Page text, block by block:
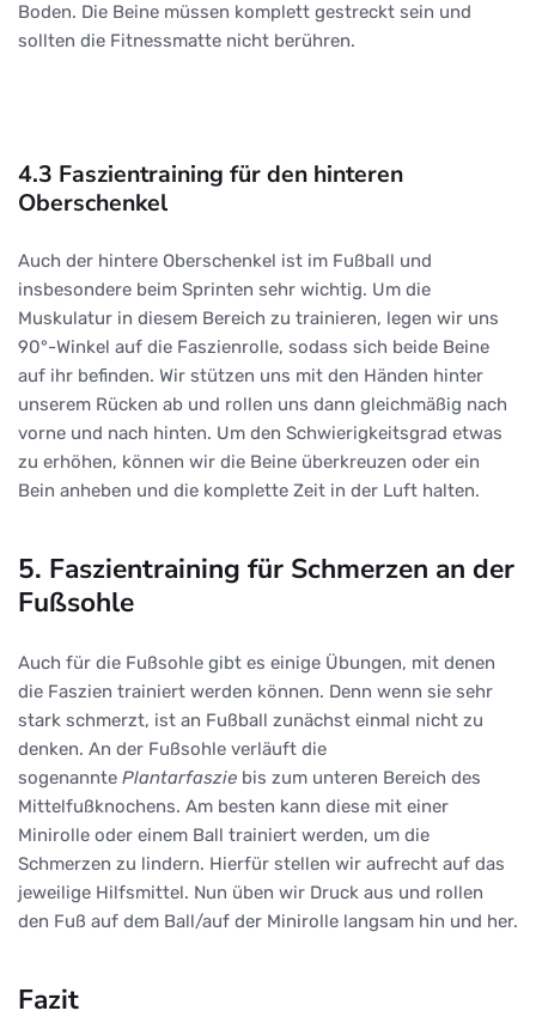
Boden. Die Beine müssen komplett gestreckt sein und
sollten die Fitnessmatte nicht berühren.
4.3 Faszientraining für den hinteren
Oberschenkel
Auch der hintere Oberschenkel ist im Fußball und
insbesondere beim Sprinten sehr wichtig. Um die
Muskulatur in diesem Bereich zu trainieren, legen wir uns
90°-Winkel auf die Faszienrolle, sodass sich beide Beine
auf ihr befinden. Wir stützen uns mit den Händen hinter
unserem Rücken ab und rollen uns dann gleichmäßig nach
vorne und nach hinten. Um den Schwierigkeitsgrad etwas
zu erhöhen, können wir die Beine überkreuzen oder ein
Bein anheben und die komplette Zeit in der Luft halten.
5. Faszientraining für Schmerzen an der
Fußsohle
Auch für die Fußsohle gibt es einige Übungen, mit denen
die Faszien trainiert werden können. Denn wenn sie sehr
stark schmerzt, ist an Fußball zunächst einmal nicht zu
denken. An der Fußsohle verläuft die
sogenannte Plantarfaszie bis zum unteren Bereich des
Mittelfußknochens. Am besten kann diese mit einer
Minirolle oder einem Ball trainiert werden, um die
Schmerzen zu lindern. Hierfür stellen wir aufrecht auf das
jeweilige Hilfsmittel. Nun üben wir Druck aus und rollen
den Fuß auf dem Ball/auf der Minirolle langsam hin und her.
Fazit